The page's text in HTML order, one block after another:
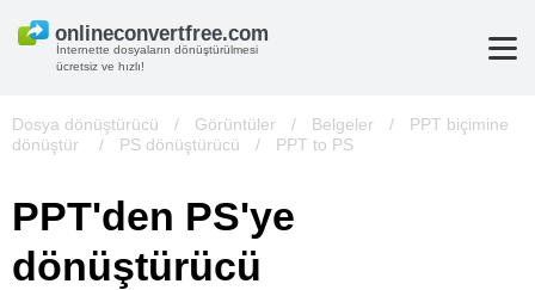
İnternette dosyaların dönüştürülmesi
ücretsiz ve hızlı!
Dosya dönüştürücü / Görüntüler / Belgeler /
PPT biçimine
dönüştür
/ PS dönüştürücü / PPT to PS
PPT'den PS'ye
dönüştürücü